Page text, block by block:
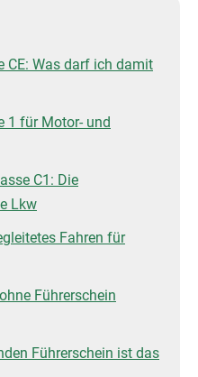
CE: Was darf ich damit
1 für Motor- und
C1: Die
Lkw
Fahren für
Führerschein
Führerschein ist das